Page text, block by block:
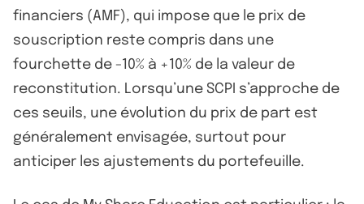
financiers (AMF), qui impose que le prix de
souscription reste compris dans une
fourchette de -10% à +10% de la valeur de
reconstitution. Lorsqu’une SCPI s’approche de
ces seuils, une évolution du prix de part est
généralement envisagée, surtout pour
anticiper les ajustements du portefeuille.